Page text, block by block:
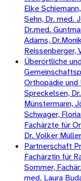
Elke
Sehn, Dr. med.
Dr.med.
Adams,
Reissenberger,
Überörtliche
Orthopädie und
Spreckelsen,
Münstermann,
Schwager,
Fachärzte für
Dr. Volker Müller
Partnerschaft
Fachärztin für
Sommer,
med. Laura